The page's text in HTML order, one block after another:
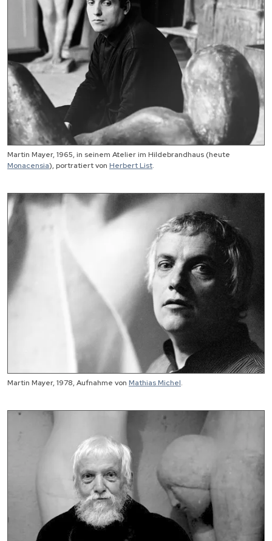
Martin Mayer, 1965, in seinem Atelier im Hildebrandhaus (heute
Monacensia), portratiert von Herbert List.
Martin Mayer, 1978, Aufnahme von Mathias Michel.